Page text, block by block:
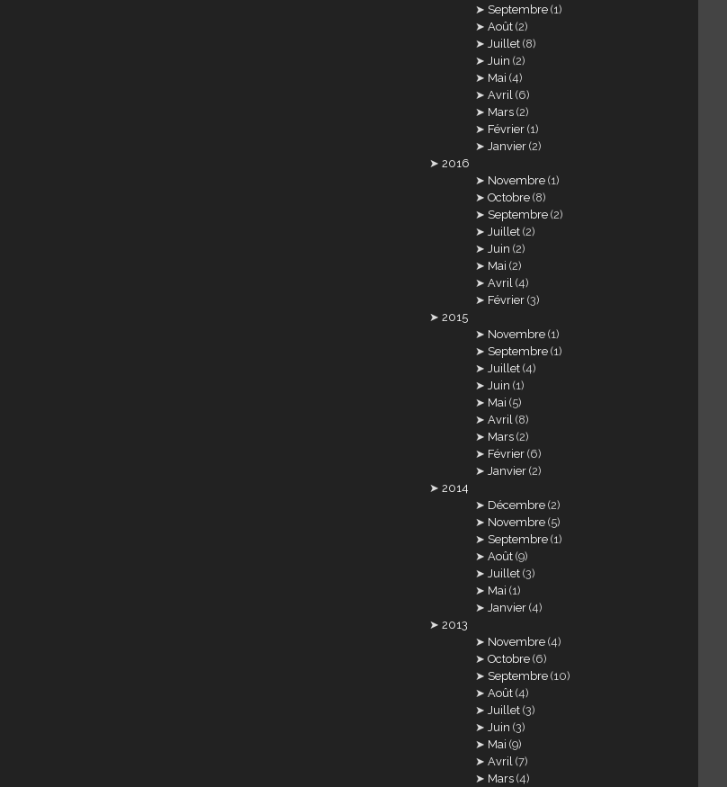
Septembre (1)
Août (2)
Juillet (8)
Juin (2)
Mai (4)
Avril (6)
Mars (2)
Février (1)
Janvier (2)
2016
Novembre (1)
Octobre (8)
Septembre (2)
Juillet (2)
Juin (2)
Mai (2)
Avril (4)
Février (3)
2015
Novembre (1)
Septembre (1)
Juillet (4)
Juin (1)
Mai (5)
Avril (8)
Mars (2)
Février (6)
Janvier (2)
2014
Décembre (2)
Novembre (5)
Septembre (1)
Août (9)
Juillet (3)
Mai (1)
Janvier (4)
2013
Novembre (4)
Octobre (6)
Septembre (10)
Août (4)
Juillet (3)
Juin (3)
Mai (9)
Avril (7)
Mars (4)